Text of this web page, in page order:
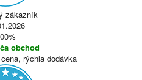
zákazník
obchod
rýchla dodávka